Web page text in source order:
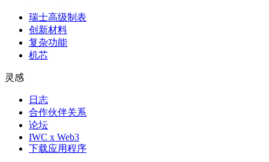
瑞士高级制表
创新材料
复杂功能
机芯
灵感
日志
合作伙伴关系
论坛
IWC x Web3
下载应用程序